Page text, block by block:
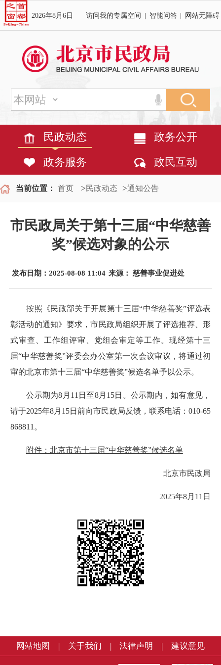
2026年8月6日 访问我的专属空间 智能问答 网站无障碍
民政动态 政务公开
政务服务 政民互动
当前位置： 首页 >民政动态 >通知公告
市民政局关于第十三届“中华慈善
奖”候选对象的公示
发布日期：2025-08-08 11:04 来源： 慈善事业促进处
按照《民政部关于开展第十三届“中华慈善奖”评选表
彰活动的通知》要求，市民政局组织开展了评选推荐、形
式审查、工作组评审、党组会审定等工作。现经第十三
届“中华慈善奖”评委会办公室第一次会议审议，将通过初
审的北京市第十三届“中华慈善奖”候选名单予以公示。
公示期为8月11日至8月15日。公示期内，如有意见，
请于2025年8月15日前向市民政局反馈，联系电话：010-65
868811。
附件：北京市第十三届“中华慈善奖”候选名单
北京市民政局
2025年8月11日
网站地图 | 关于我们 | 法律声明 | 建议意见